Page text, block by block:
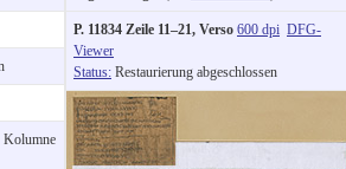
Kolumne
P. 11834 Zeile 11–21, Verso 600 dpi DFG-
Viewer
Status: Restaurierung abgeschlossen